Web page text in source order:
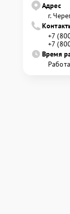
Адрес
г.
+7
+7
Время